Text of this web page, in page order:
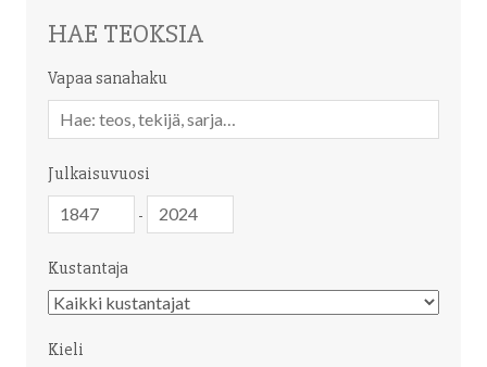
HAE TEOKSIA
Vapaa sanahaku
sanahaku
Julkaisuvuosi
-
Kustantaja
Kustantaja
Kieli